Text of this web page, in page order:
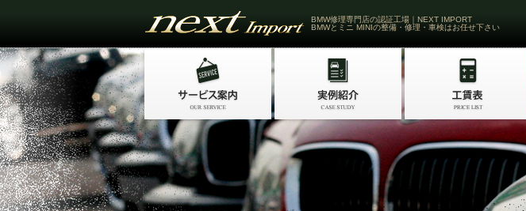
BMW修理専門店の認証工場｜NEXT IMPORT
BMWとミニ MINIの整備・修理・車検はお任せ下さい